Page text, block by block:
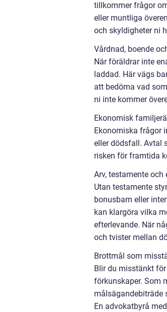
tillkommer frågor
eller muntliga
och skyldigheter ni
Vårdnad, boende
När föräldrar inte
laddad. Här vägs
att bedöma vad
ni inte kommer
Ekonomisk
Ekonomiska frågor
eller dödsfall. Avtal
risken för framtida
Arv, testamente och
Utan testamente
bonusbarn eller
kan klargöra vilka
efterlevande. När
och tvister mellan
Brottmål som
Blir du misstänkt
förkunskaper. Som
målsägandebiträde
En advokatbyrå